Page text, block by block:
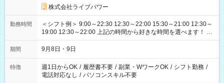
株式会社ライブパワー
勤務時間
＜シフト例＞ 9:00～22:30 12:30～22:00 15:30～21:00 12:30～
19:00 12:30～22:00 上記の時間から好きな時間を選べます！ ※
時間は変更となる可能性があります
期間 9月8日・9日
特徴 週1日からOK / 履歴書不要 / 副業・WワークOK / シフト勤務 /
電話対応なし / パソコンスキル不要